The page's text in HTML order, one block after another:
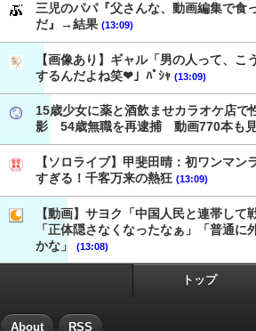
三児のパパ『父さんな、動画編集で食
だ』→結果 (13:09)
【画像あり】ギャル「男の人って、こ
するんだよね笑❤」ﾊﾟｼｬ (13:09)
15歳少女に薬と酒飲ませカラオケ店で
影 54歳無職を再逮捕 動画770本も
【ソロライブ】甲斐田晴：初ワンマン
すぎる！千客万来の熱狂 (13:09)
【動画】サヨク「中国人民と連帯し
「正体隠さなくなったなぁ」「普通に
かな」
(13:08)
トップ
About RSS